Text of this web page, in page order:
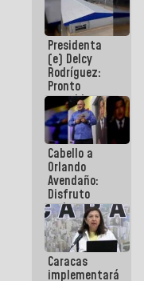
Presidenta
(e) Delcy
Rodríguez:
Pronto
restableceremos
las
operaciones
en el
Aeropuerto
Internacional
de
Maiquetía
Cabello a
Orlando
Avendaño:
Disfruto
cada vez
que escribes
porque lo
que haces
es
embarrarla
Caracas
implementará